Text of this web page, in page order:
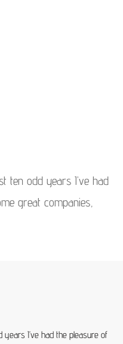
ten odd years I’ve had
great companies,
years I’ve had the pleasure of